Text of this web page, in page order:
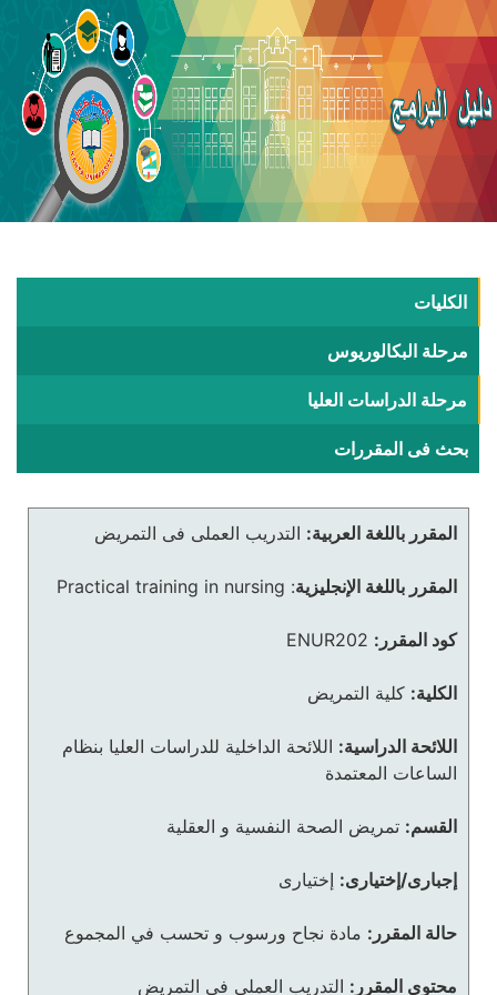
الكليات
مرحلة البكالوريوس
مرحلة الدراسات العليا
بحث فى المقررات
المقرر باللغة العربية: التدريب العملى فى التمريض
المقرر باللغة الإنجليزية:
Practical training in nursing
كود المقرر: ENUR202
الكلية: كلية التمريض
اللائحة الدراسية: اللائحة الداخلية للدراسات العليا بنظام
الساعات المعتمدة
القسم: تمريض الصحة النفسية و العقلية
إجبارى/إختيارى: إختيارى
حالة المقرر: مادة نجاح ورسوب و تحسب في المجموع
محتوى المقرر: التدريب العملى فى التمريض